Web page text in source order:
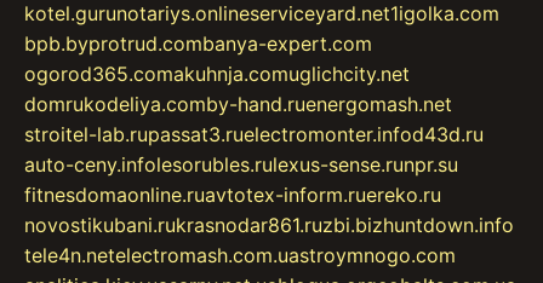
kotel.gurunotariys.onlineserviceyard.net1igolka.com
bpb.byprotrud.combanya-expert.com
ogorod365.comakuhnja.comuglichcity.net
domrukodeliya.comby-hand.ruenergomash.net
stroitel-lab.rupassat3.ruelectromonter.infod43d.ru
auto-ceny.infolesorubles.rulexus-sense.runpr.su
fitnesdomaonline.ruavtotex-inform.ruereko.ru
novostikubani.rukrasnodar861.ruzbi.bizhuntdown.info
tele4n.netelectromash.com.uastroymnogo.com